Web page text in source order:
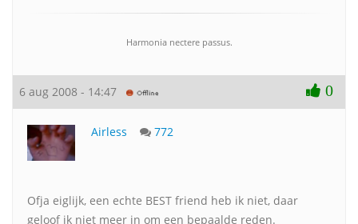
Harmonia nectere passus.
6 aug 2008 - 14:47 0
Airless 772
Ofja eiglijk, een echte BEST friend heb ik niet, daar
geloof ik niet meer in om een bepaalde reden.